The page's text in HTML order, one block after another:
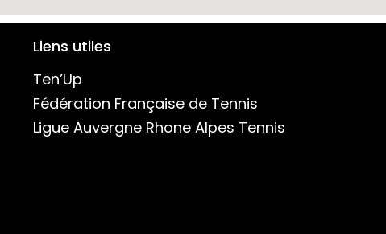
Liens utiles
Ten’Up
Fédération Française de Tennis
Ligue Auvergne Rhone Alpes Tennis